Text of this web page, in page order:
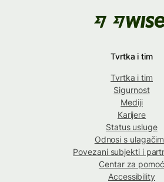
Tvrtka i tim
Tvrtka i tim
Sigurnost
Mediji
Karijere
Status usluge
Odnosi s
Povezani subjekti i
Centar za pomoć
Accessibility